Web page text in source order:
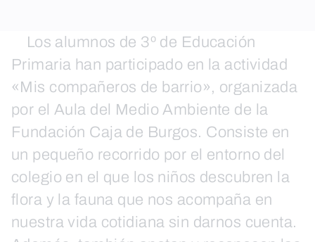
Los alumnos de 3º de Educación
Primaria han participado en la actividad
«Mis compañeros de barrio», organizada
por el Aula del Medio Ambiente de la
Fundación Caja de Burgos. Consiste en
un pequeño recorrido por el entorno del
colegio en el que los niños descubren la
flora y la fauna que nos acompaña en
nuestra vida cotidiana sin darnos cuenta.